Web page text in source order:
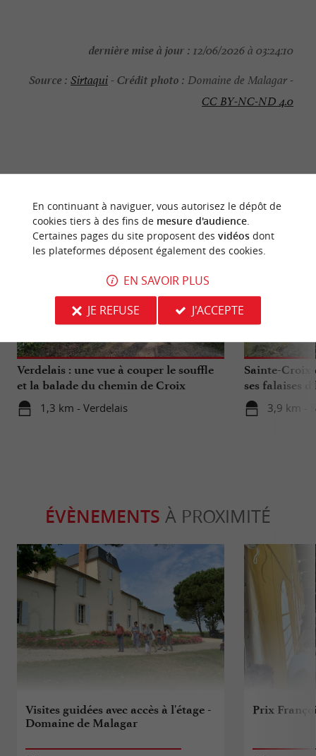
dernière mise à jour : 12/06/2026 à 03:24:10
Source : Sirtaqui-Crédit photo : Domaine de Malagar -
CC BY-NC-ND 4.0
Verdelais : une vue à couper le souffle
et la balade du chemin de Croix
1,3 km - Verdelais
Sportive
Sainte-
ses falaises
3,9 km -
ÉVÈNEMENTS À PROXIMITÉ
Visites guidées avec accès à l'étage -
Domaine de Malagar
Prix
En continuant à naviguer, vous autorisez le dépôt de
cookies tiers à des fins de mesure d'audience.
Certaines pages du site proposent des vidéosdont
les plateformes déposent également des cookies.
EN SAVOIR PLUS
JE REFUSE
J'ACCEPTE